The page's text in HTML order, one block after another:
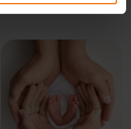
mentalnog zdravlja